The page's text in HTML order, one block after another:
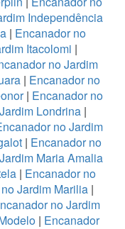
Independência
| Encanador no
Itacolomi |
no Jardim
| Encanador no
| Encanador no
Londrina |
no Jardim
| Encanador no
Maria Amalia
| Encanador no
Jardim Marilia|
no Jardim
| Encanador